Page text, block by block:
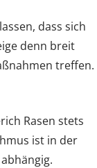
dass sich
denn breit
treffen.
Rasen stets
ist in der